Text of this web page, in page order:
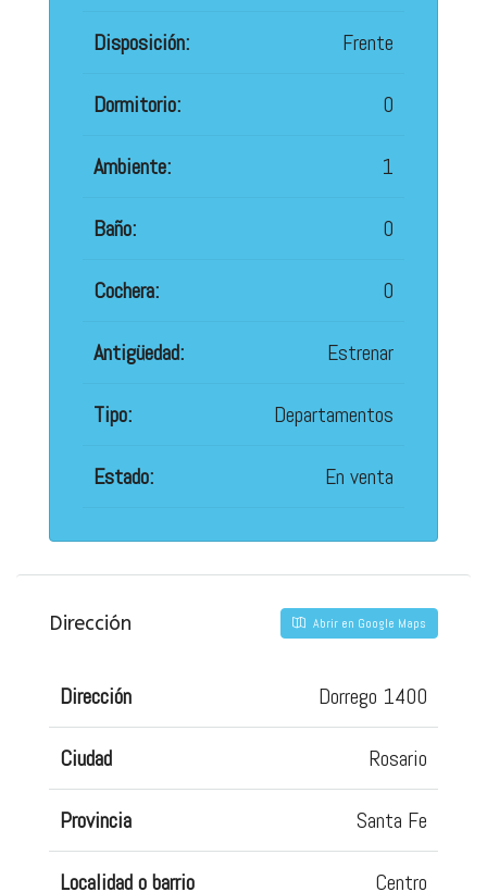
Disposición: Frente
Dormitorio: 0
Ambiente: 1
Baño: 0
Cochera: 0
Antigüedad: Estrenar
Tipo: Departamentos
Estado: En venta
Dirección Abrir en Google Maps
Dirección Dorrego 1400
Ciudad Rosario
Provincia Santa Fe
Localidad o barrio Centro